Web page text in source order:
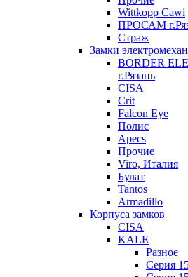
Wittkopp Cawi
ПРОСАМ
Страж
Замки
BORDER
г.Рязань
CISA
Crit
Falcon Eye
Полис
Apecs
Прочие
Viro, Италия
Булат
Tantos
Armadillo
Корпуса замков
CISA
KALE
Разное
Серия